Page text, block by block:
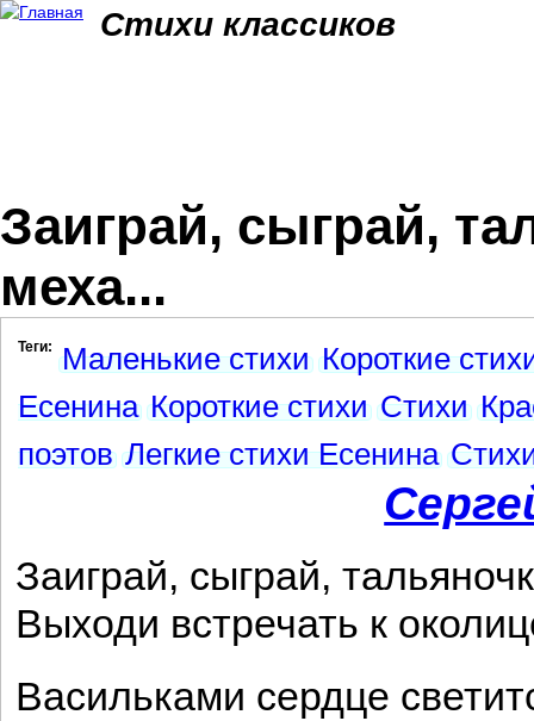
Стихи классиков
Заиграй, сыграй,
меха...
Теги: Маленькие стихи Короткие
Есенина Короткие стихи Стихи
поэтов Легкие стихи Есенина
Заиграй, сыграй,
Выходи встречать к
Васильками сердце